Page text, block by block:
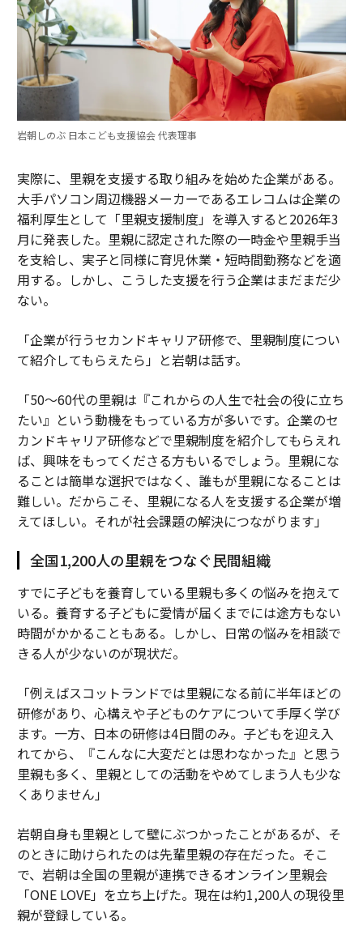
岩朝しのぶ 日本こども支援協会 代表理事
実際に、里親を支援する取り組みを始めた企業がある。
大手パソコン周辺機器メーカーであるエレコムは企業の
福利厚生として「里親支援制度」を導入すると2026年3
月に発表した。里親に認定された際の一時金や里親手当
を支給し、実子と同様に育児休業・短時間勤務などを適
用する。しかし、こうした支援を行う企業はまだまだ少
ない。
「企業が行うセカンドキャリア研修で、里親制度につい
て紹介してもらえたら」と岩朝は話す。
「50～60代の里親は『これからの人生で社会の役に立ち
たい』という動機をもっている方が多いです。企業のセ
カンドキャリア研修などで里親制度を紹介してもらえれ
ば、興味をもってくださる方もいるでしょう。里親にな
ることは簡単な選択ではなく、誰もが里親になることは
難しい。だからこそ、里親になる人を支援する企業が増
えてほしい。それが社会課題の解決につながります」
全国1,200人の里親をつなぐ民間組織
すでに子どもを養育している里親も多くの悩みを抱えて
いる。養育する子どもに愛情が届くまでには途方もない
時間がかかることもある。しかし、日常の悩みを相談で
きる人が少ないのが現状だ。
「例えばスコットランドでは里親になる前に半年ほどの
研修があり、心構えや子どものケアについて手厚く学び
ます。一方、日本の研修は4日間のみ。子どもを迎え入
れてから、『こんなに大変だとは思わなかった』と思う
里親も多く、里親としての活動をやめてしまう人も少な
くありません」
岩朝自身も里親として壁にぶつかったことがあるが、そ
のときに助けられたのは先輩里親の存在だった。そこ
で、岩朝は全国の里親が連携できるオンライン里親会
「ONE LOVE」を立ち上げた。現在は約1,200人の現役里
親が登録している。